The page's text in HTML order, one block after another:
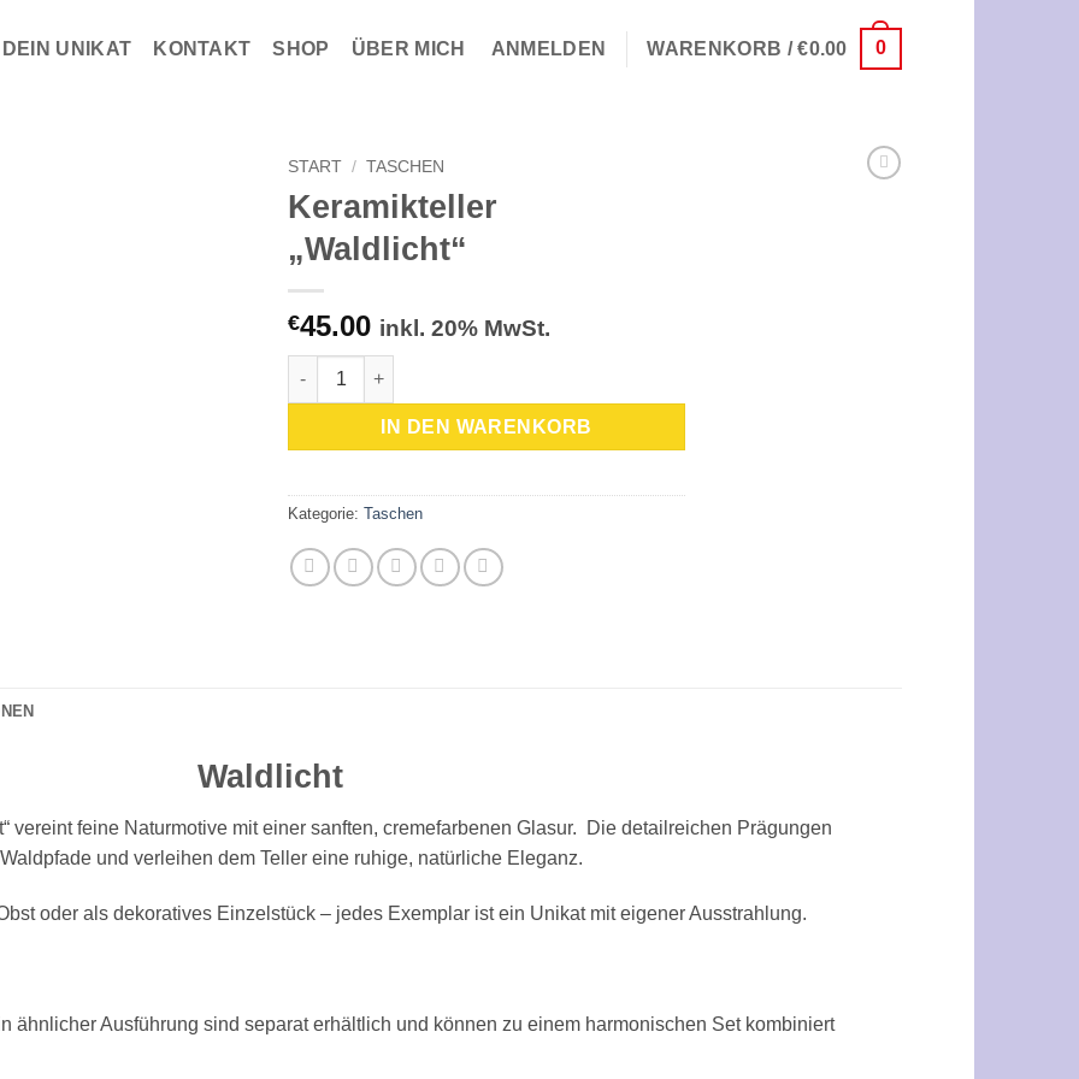
DEIN UNIKAT KONTAKT SHOP ÜBER MICH ANMELDEN WARENKORB /€0.00 0
START / TASCHEN
Keramikteller
„Waldlicht“
€45.00 inkl. 20% MwSt.
Keramikteller "Waldlicht" Menge
IN DEN WARENKORB
Kategorie: Taschen
Waldlicht
vereint feine Naturmotive mit einer sanften, cremefarbenen Glasur. Die detailreichen Prägungen
und verleihen dem Teller eine ruhige, natürliche Eleganz.
oder als dekoratives Einzelstück – jedes Exemplar ist ein Unikat mit eigener Ausstrahlung.
ähnlicher Ausführung sind separat erhältlich und können zu einem harmonischen Set kombiniert